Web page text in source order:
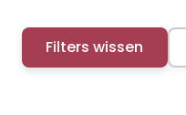
Filters wissen